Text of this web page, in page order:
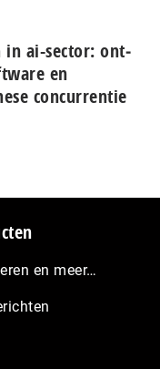
in ai-sector: ont­
en
con­cur­ren­tie
en meer…